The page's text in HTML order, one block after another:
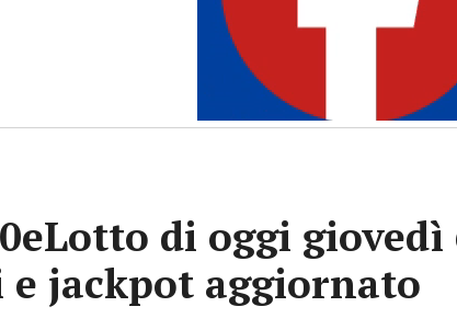
di oggi giovedì
jackpot aggiornato